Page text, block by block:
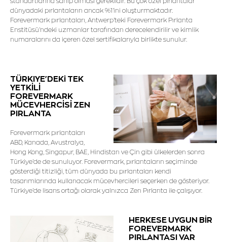
dünyadaki pırlantaların ancak %1'ini oluşturmaktadır.
Forevermark pırlantaları, Antwerp'teki Forevermark Pırlanta
Enstitüsü'ndeki uzmanlar tarafından derecelendirilir ve kimlik
numaralarını da içeren özel sertifikalarıyla birlikte sunulur.
TÜRKIYE'DEKi TEK
YETKİLİ
FOREVERMARK
MÜCEVHERCİSİ ZEN
PIRLANTA
Forevermark pırlantaları
ABD, Kanada, Avustralya,
Hong Kong, Singapur, BAE, Hindistan ve Çin gibi ülkelerden sonra
Türkiye'de de sunuluyor. Forevermark, pırlantaların seçiminde
gösterdiği titizliği, tüm dünyada bu pırlantaları kendi
tasarımlarında kullanacak mücevhercileri seçerken de gösteriyor.
Türkiye'de lisans ortağı olarak yalnızca Zen Pırlanta ile çalışıyor.
HERKESE UYGUN BİR
FOREVERMARK
PIRLANTASI VAR